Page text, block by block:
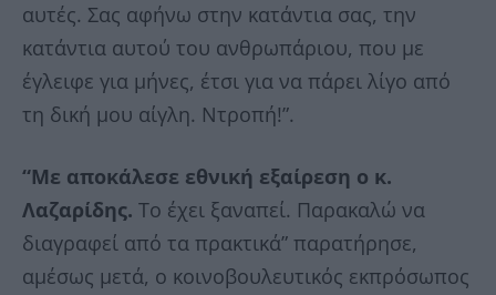
αυτές. Σας αφήνω στην κατάντια σας, την
κατάντια αυτού του ανθρωπάριου, που με
έγλειφε για μήνες, έτσι για να πάρει λίγο από
τη δική μου αίγλη. Ντροπή!”.
“Με αποκάλεσε εθνική εξαίρεση ο κ.
Λαζαρίδης. Το έχει ξαναπεί. Παρακαλώ να
διαγραφεί από τα πρακτικά” παρατήρησε,
αμέσως μετά, ο κοινοβουλευτικός εκπρόσωπος